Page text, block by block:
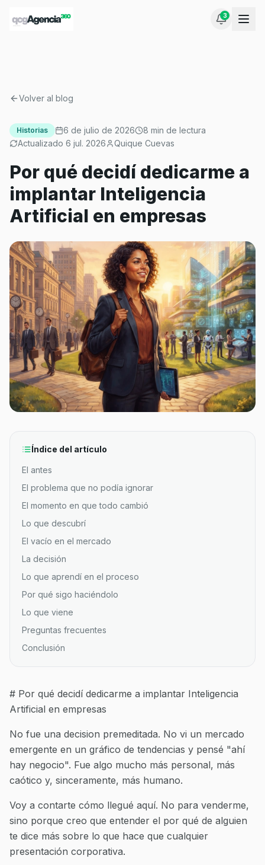
3
Blog
Volver al blog
Historias 6 de julio de 2026 8 min de lectura
Actualizado 6 jul. 2026 Quique Cuevas
Por qué decidí dedicarme a
implantar Inteligencia
Artificial en empresas
Índice del artículo
El antes
El problema que no podía ignorar
El momento en que todo cambió
Lo que descubrí
El vacío en el mercado
La decisión
Lo que aprendí en el proceso
Por qué sigo haciéndolo
Lo que viene
Preguntas frecuentes
Conclusión
# Por qué decidí dedicarme a implantar Inteligencia
Artificial en empresas
No fue una decision premeditada. No vi un mercado
emergente en un gráfico de tendencias y pensé "ahí
hay negocio". Fue algo mucho más personal, más
caótico y, sinceramente, más humano.
Voy a contarte cómo llegué aquí. No para venderme,
sino porque creo que entender el por qué de alguien
te dice más sobre lo que hace que cualquier
presentación corporativa.